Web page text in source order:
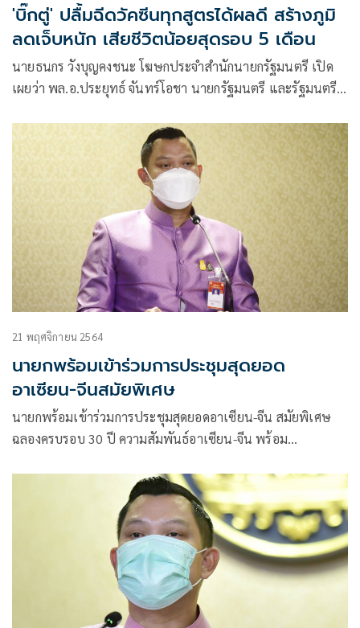
'บิ๊กตู่' ปลื้มฉีดวัคซีนทุกสูตรได้ผลดี สร้างภูมิ
ลดเจ็บหนัก เสียชีวิตน้อยสุดรอบ 5 เดือน
นายธนกร วังบุญคงชนะ โฆษกประจำสำนักนายกรัฐมนตรี เปิด
เผยว่า พล.อ.ประยุทธ์ จันทร์โอชา นายกรัฐมนตรี และรัฐมนตรี
และการฉีดวัคซีนโควิด-19 ไทย
21 พฤศจิกายน 2564
นายกพร้อมเข้าร่วมการประชุมสุดยอด
อาเซียน-จีนสมัยพิเศษ
นายกพร้อมเข้าร่วมการประชุมสุดยอดอาเซียน-จีน สมัยพิเศษ
ฉลองครบรอบ 30 ปี ความสัมพันธ์อาเซียน-จีน พร้อม